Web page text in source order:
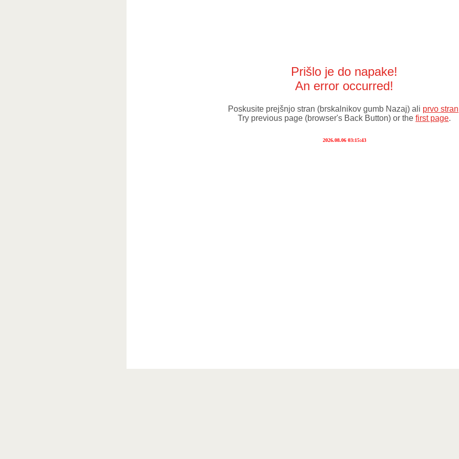
Prišlo je do napake!
An error occurred!
Poskusite prejšnjo stran (brskalnikov gumb Nazaj) ali prvo stran
Try previous page (browser's Back Button) or the first page.
2026.08.06 03:15:43